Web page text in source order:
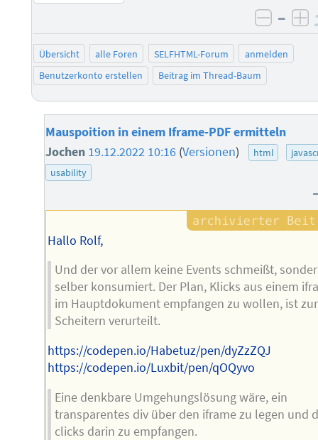
–
Übersicht alle Foren SELFHTML-Forum
anmelden
Benutzerkonto erstellen
Beitrag im Thread-Baum
Mauspoition in einem Iframe-PDF ermitteln
Jochen 19.12.2022 10:16 (Versionen) html
usability
Hallo Rolf,
Und der vor allem keine Events schmeißt,
selber konsumiert. Der Plan, Klicks aus einem
im Hauptdokument empfangen zu wollen, ist
Scheitern verurteilt.
https://codepen.io/Habetuz/pen/dyZzZQJ
https://codepen.io/Luxbit/pen/qOQyvo
Eine denkbare Umgehungslösung wäre, ein
transparentes div über den iframe zu legen und
clicks darin zu empfangen.